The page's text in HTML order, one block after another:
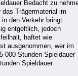
Bedacht zu
Trägermaterial im
den Verkehr bringt.
entgeltlich, jedoch
haftet wie
ausgenommen, wer im
000 Stunden Spieldauer
Spieldauer